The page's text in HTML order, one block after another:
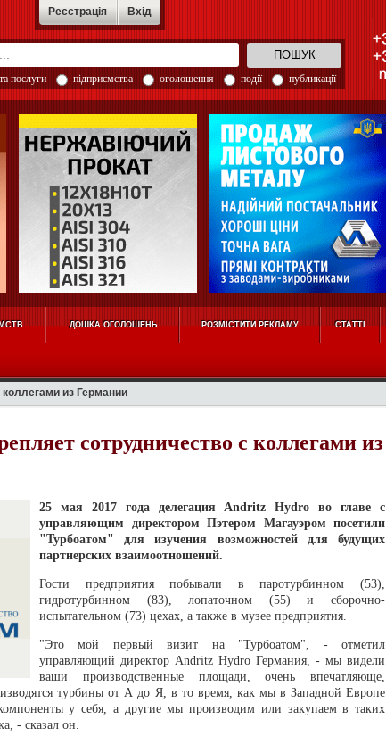
Реєстрація Вхід
послуги підприємства оголошення події публикації
ДОШКА ОГОЛОШЕНЬ РОЗМІСТИТИ РЕКЛАМУ СТАТТІ
из Германии
сотрудничество с коллегами из
25 мая 2017 года делегация Andritz Hydro во главе с
управляющим директором Пэтером Магауэром посетили
"Турбоатом" для изучения возможностей для будущих
партнерских взаимоотношений.
Гости предприятия побывали в паротурбинном (53),
гидротурбинном (83), лопаточном (55) и сборочно-
испытательном (73) цехах, а также в музее предприятия.
"Это мой первый визит на "Турбоатом", - отметил
управляющий директор Andritz Hydro Германия, - мы видели
ваши производственные площади, очень впечатляюще,
турбины от А до Я, в то время, как мы в Западной Европе
у себя, а другие мы производим или закупаем в таких
- сказал он.